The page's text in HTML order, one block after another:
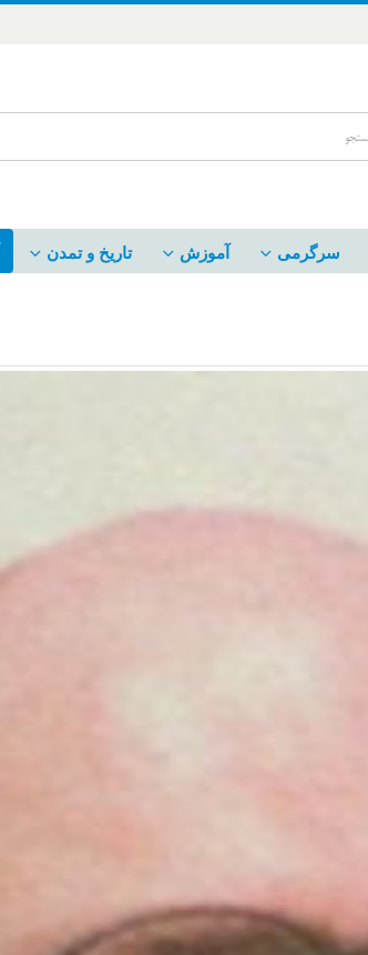
سرگرمی آموزش تاریخ و تمدن